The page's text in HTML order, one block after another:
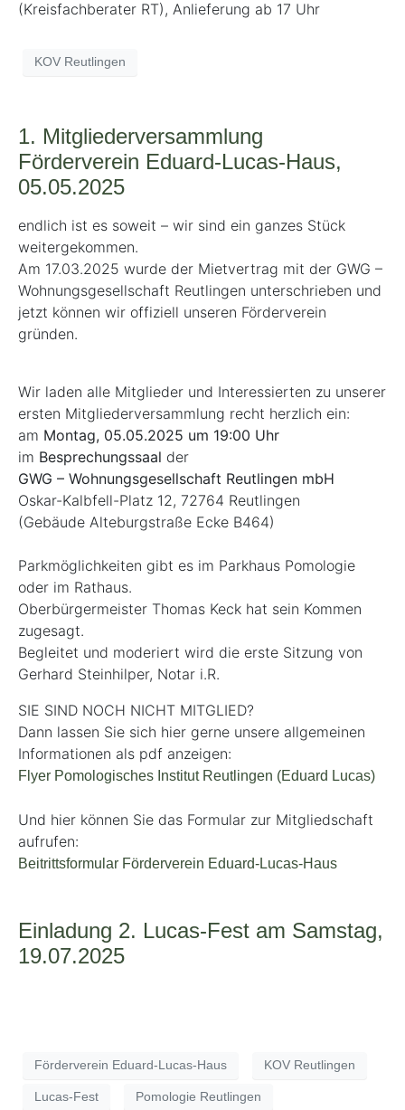
(Kreisfachberater RT), Anlieferung ab 17 Uhr
KOV Reutlingen
1. Mitgliederversammlung
Förderverein Eduard-Lucas-Haus,
05.05.2025
endlich ist es soweit – wir sind ein ganzes Stück
weitergekommen.
Am 17.03.2025 wurde der Mietvertrag mit der GWG –
Wohnungsgesellschaft Reutlingen unterschrieben und
jetzt können wir offiziell unseren Förderverein
gründen.
Wir laden alle Mitglieder und Interessierten zu unserer
ersten Mitgliederversammlung recht herzlich ein:
am Montag, 05.05.2025 um 19:00 Uhr
im Besprechungssaal der
GWG – Wohnungsgesellschaft Reutlingen mbH
Oskar-Kalbfell-Platz 12, 72764 Reutlingen
(Gebäude Alteburgstraße Ecke B464)
Parkmöglichkeiten gibt es im Parkhaus Pomologie
oder im Rathaus.
Oberbürgermeister Thomas Keck hat sein Kommen
zugesagt.
Begleitet und moderiert wird die erste Sitzung von
Gerhard Steinhilper, Notar i.R.
SIE SIND NOCH NICHT MITGLIED?
Dann lassen Sie sich hier gerne unsere allgemeinen
Informationen als pdf anzeigen:
Flyer Pomologisches Institut Reutlingen (Eduard Lucas)
Und hier können Sie das Formular zur Mitgliedschaft
aufrufen:
Beitrittsformular Förderverein Eduard-Lucas-Haus
Einladung 2. Lucas-Fest am Samstag,
19.07.2025
Förderverein Eduard-Lucas-Haus KOV Reutlingen
Lucas-Fest Pomologie Reutlingen